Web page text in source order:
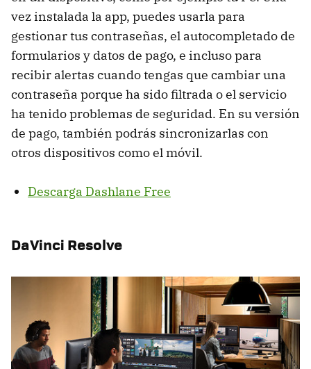
vez instalada la app, puedes usarla para
gestionar tus contraseñas, el autocompletado de
formularios y datos de pago, e incluso para
recibir alertas cuando tengas que cambiar una
contraseña porque ha sido filtrada o el servicio
ha tenido problemas de seguridad. En su versión
de pago, también podrás sincronizarlas con
otros dispositivos como el móvil.
Descarga Dashlane Free
DaVinci Resolve